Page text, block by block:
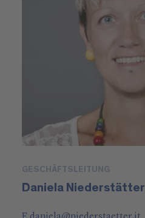
GESCHÄFTSLEITUNG
Daniela Niederstätter